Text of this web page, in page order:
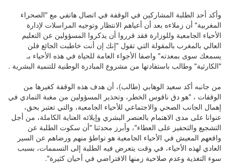
وأكد أحد الطلبة المشاركين في الوقفة في اتصال هاتفي مع "الصحراء
المغربية" أن زملاءه بعد أن أعياهم الانتظار وتوجيه المراسلات لإدارة
الأحياء الجامعية وللوزارة فقد قرروا أن يذكروا المسؤولين عن التعليم
العالي بالمغرب بالمقولة التي تقول "إنك إن أنت خاطبت الجائع فلن
يسمعك سوى بمعدته" واصفا الأجواء العامة للحياة في هذه الأحياء بـ
"الكارثية" وطالب باستفادتها من مشروع المبادرة الوطنية للتنمية البشرية .
من جانبه أكد سعيد الوهابي (طالب)، أن هدف هذه الوقفة كغيرها من
الوقفات ، "هو دق ناقوس الخطر، وتحذير المسؤولين من مغبة التمادي في
إهمال الجانب الصحي والاجتماعي للأحياء الجامعية، والتي تعتبر بحق،
عنوانا على مدى الاهتمام بالعنصر البشري وإيلائه العناية الكاملة، من أجل
التشجيع والتحفيز على العطاء"، وأبرز محدثنا "أن سكوت الطلبة عن
واقعهم المعيش في الأحياء الجامعية هو تواطؤ منهم ورضاهم عن السير
العادي لهذه الأحياء، في وقت يتعرض فيه الطلبة إلى التسممات، بسبب
سوء التغذية وعدم صلاحية زمنها الافتراضي في أحيان كثيرة".